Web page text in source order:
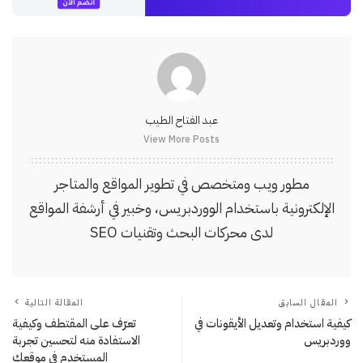
عبد الفتاح الطيب
View More Posts
مطور ويب ومتخصص في تطوير المواقع والمتاجر
الإلكترونية باستخدام الووردبريس، وخبير في أرشفة المواقع
لدى محركات البحث وتقنيات SEO
المقال السابق
كيفية استخدام وتعديل الأيقونات في
ووردبريس
المقالة التالية
تعرّف على المقتطف وكيفية
الاستفادة منه لتحسين تجربة
المستخدم في موقعك